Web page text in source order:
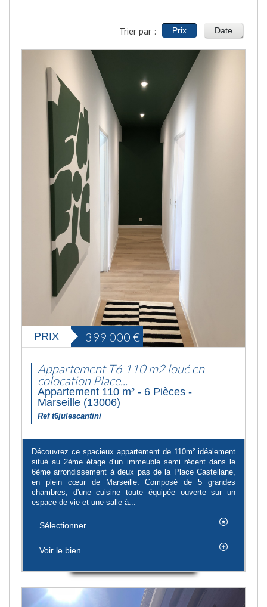
Trier par : Prix Date
PRIX 399 000 €
Appartement T6 110 m2 loué en
colocation Place...
Appartement 110 m² - 6 Pièces -
Marseille (13006)
Ref t6julescantini
Découvrez ce spacieux appartement de 110m² idéalement
situé au 2ème étage d'un immeuble semi récent dans le
6ème arrondissement à deux pas de la Place Castellane,
en plein cœur de Marseille. Composé de 5 grandes
chambres, d'une cuisine toute équipée ouverte sur un
espace de vie et une salle à...
Sélectionner
Voir le bien